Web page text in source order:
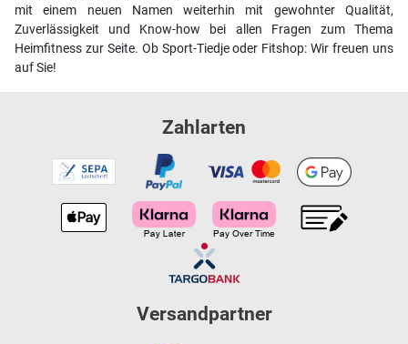
mit einem neuen Namen weiterhin mit gewohnter Qualität,
Zuverlässigkeit und Know-how bei allen Fragen zum Thema
Heimfitness zur Seite. Ob Sport-Tiedje oder Fitshop: Wir freuen uns
auf Sie!
Zahlarten
Versandpartner